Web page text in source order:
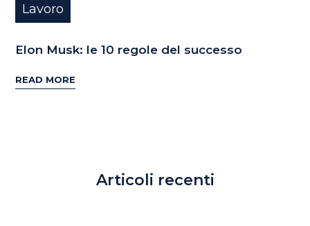
Lavoro
Elon Musk: le 10 regole del successo
READ MORE
Articoli recenti